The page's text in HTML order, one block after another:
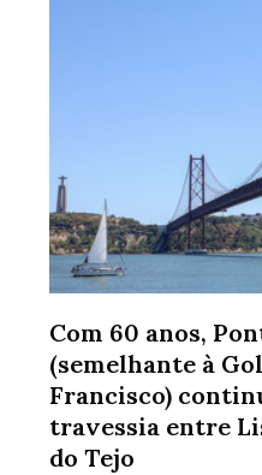
Com 60 anos,
(semelhante à
Francisco)
travessia entre
do Tejo